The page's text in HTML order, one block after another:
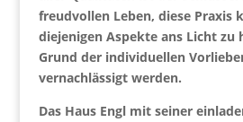
freudvollen Leben, diese Praxis
diejenigen Aspekte ans Licht zu
Grund der individuellen
vernachlässigt werden.
Das Haus Engl mit seiner